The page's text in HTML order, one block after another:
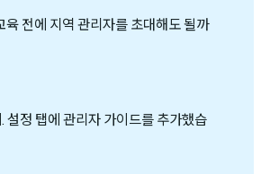
육 전에 지역 관리자를 초대해도 될까
설정 탭에 관리자 가이드를 추가했습